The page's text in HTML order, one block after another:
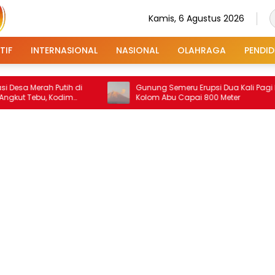
Kamis, 6 Agustus 2026
INTERNASIONAL NASIONAL OLAHRAGA
Putih di
Kodim
Gunung Semeru Erupsi Dua Kali Pagi Ini,
Kolom Abu Capai 800 Meter